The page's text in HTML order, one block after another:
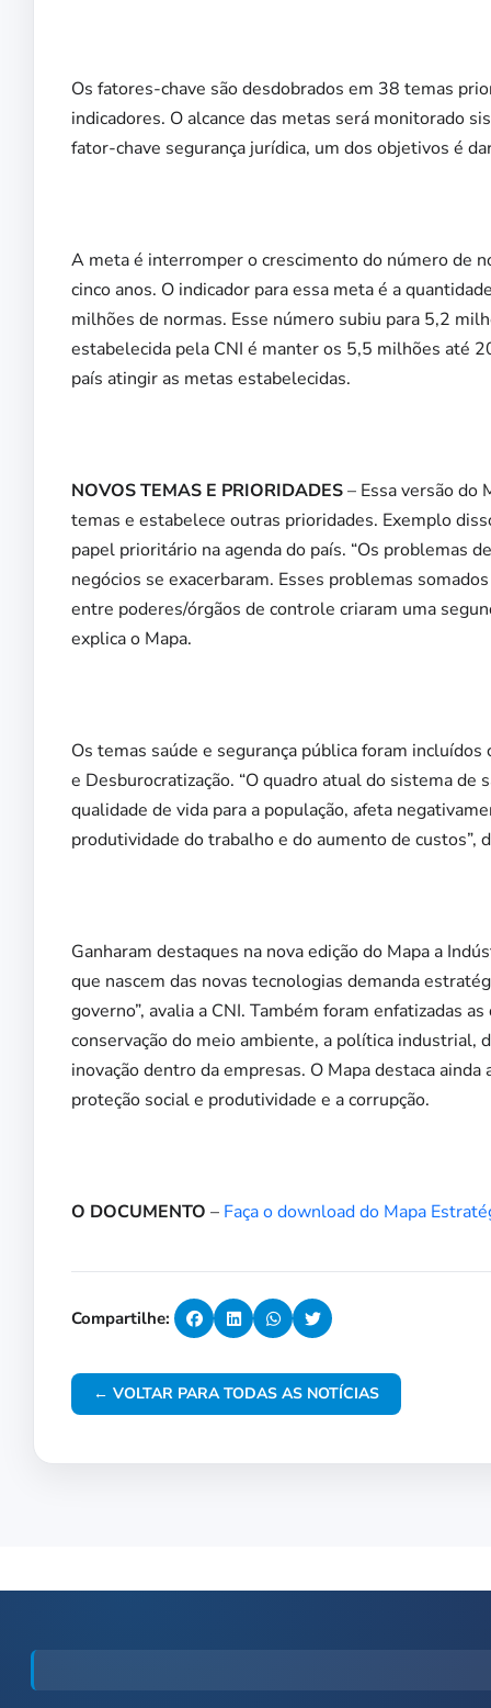
Os fatores-chave são desdobrados em 38 temas
indicadores. O alcance das metas será monitorado
fator-chave segurança jurídica, um dos objetivos é
A meta é interromper o crescimento do número de
cinco anos. O indicador para essa meta é a
milhões de normas. Esse número subiu para 5,2
estabelecida pela CNI é manter os 5,5 milhões até
país atingir as metas estabelecidas.
NOVOS TEMAS E PRIORIDADES– Essa versão do
temas e estabelece outras prioridades. Exemplo
papel prioritário na agenda do país. “Os problemas
negócios se exacerbaram. Esses problemas
entre poderes/órgãos de controle criaram uma
explica o Mapa.
Os temas saúde e segurança pública foram
e Desburocratização. “O quadro atual do sistema
qualidade de vida para a população, afeta
produtividade do trabalho e do aumento de custos”,
Ganharam destaques na nova edição do Mapa a
que nascem das novas tecnologias demanda
governo”, avalia a CNI. Também foram enfatizadas
conservação do meio ambiente, a política industrial,
inovação dentro da empresas. O Mapa destaca
proteção social e produtividade e a corrupção.
O DOCUMENTO – Faça o download do Mapa
Compartilhe:
← VOLTAR PARA TODAS AS NOTÍCIAS